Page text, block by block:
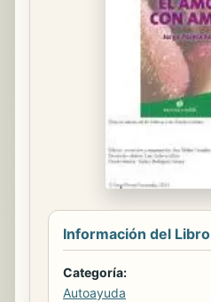
Información del Libro
Categoría:
Autoayuda